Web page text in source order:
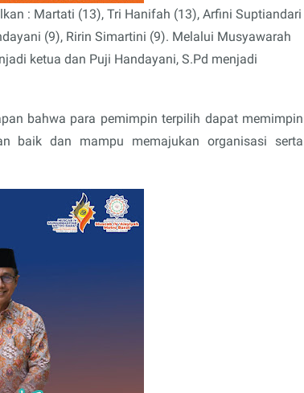
: Martati (13), Tri Hanifah (13), Arfini Suptiandari
(9), Ririn Simartini (9). Melalui Musyawarah
ketua dan Puji Handayani, S.Pd menjadi
bahwa para pemimpin terpilih dapat memimpin
baik dan mampu memajukan organisasi serta